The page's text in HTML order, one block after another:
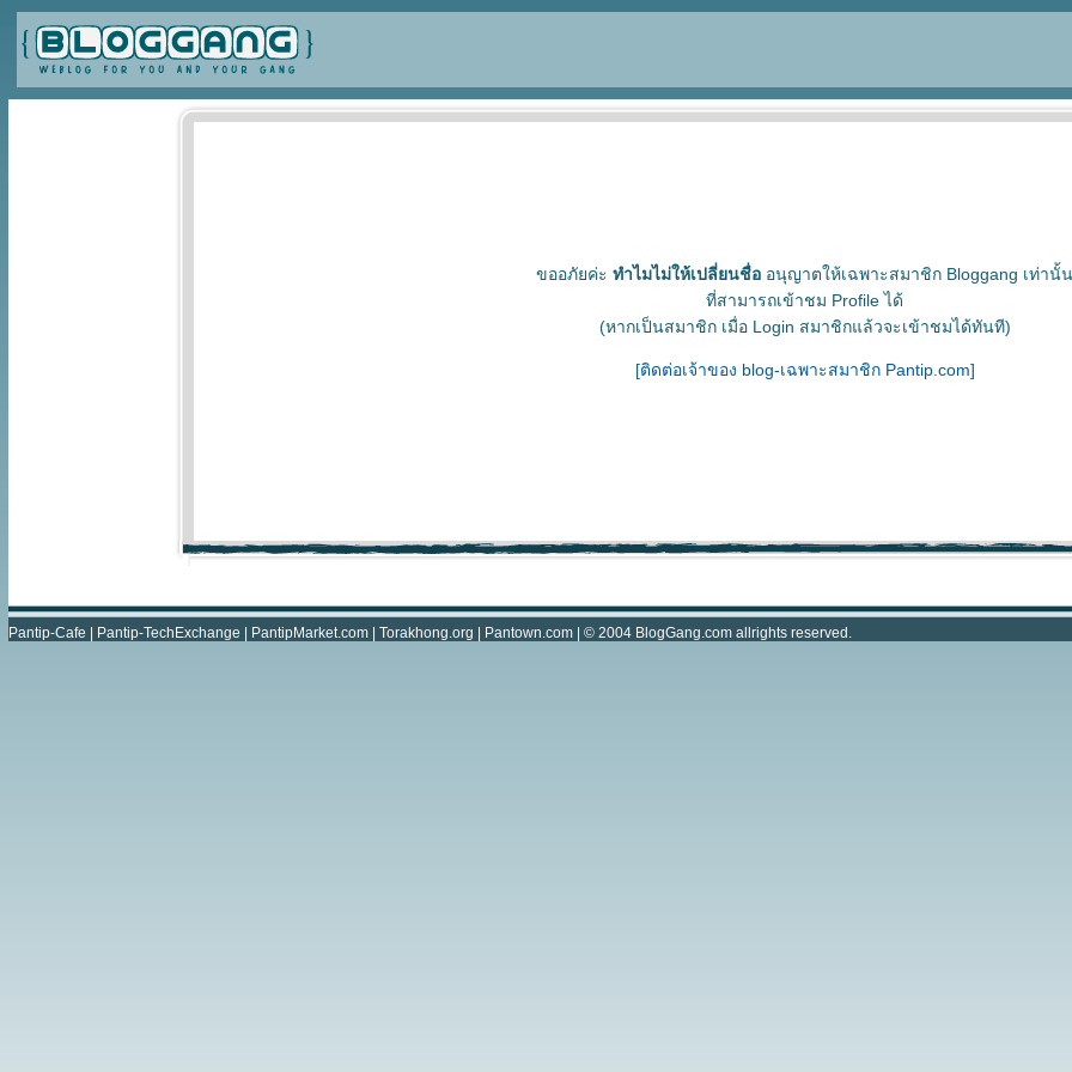
ขออภัยค่ะ ทำไมไม่ให้เปลี่ยนชื่อ อนุญาตให้เฉพาะสมาชิก Bloggang เท่านั้น
ที่สามารถเข้าชม Profile ได้
(หากเป็นสมาชิก เมื่อ Login สมาชิกแล้วจะเข้าชมได้ทันที)
[ติดต่อเจ้าของ blog-เฉพาะสมาชิก Pantip.com]
Pantip-Cafe Pantip-TechExchange PantipMarket.com Torakhong.org Pantown.com | © 2004 BlogGang.com allrights reserved.